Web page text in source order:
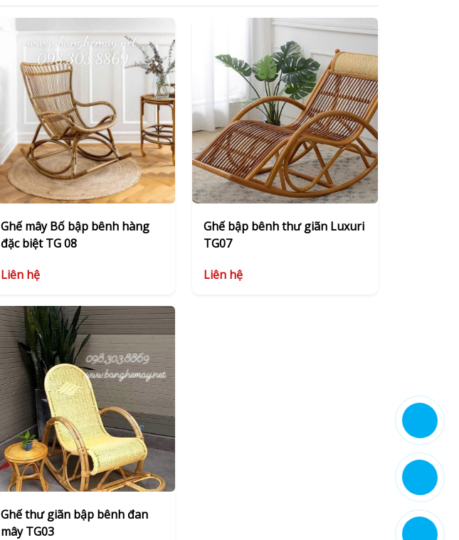
Ghế mây Bố bập bênh hàng
đặc biệt TG 08
Liên hệ
Ghế bập bênh thư giãn Luxuri
TG07
Liên hệ
Ghế thư giãn bập bênh đan
mây TG03